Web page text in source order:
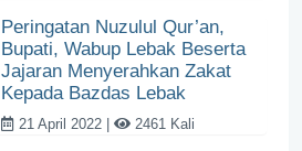
Peringatan Nuzulul Qur’an,
Bupati, Wabup Lebak Beserta
Jajaran Menyerahkan Zakat
Kepada Bazdas Lebak
21 April 2022 | 2461 Kali